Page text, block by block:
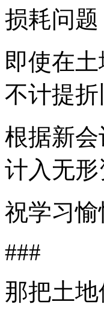
损耗问
即使在
不计提折
根据新
计入无
祝学习愉
###
那把土